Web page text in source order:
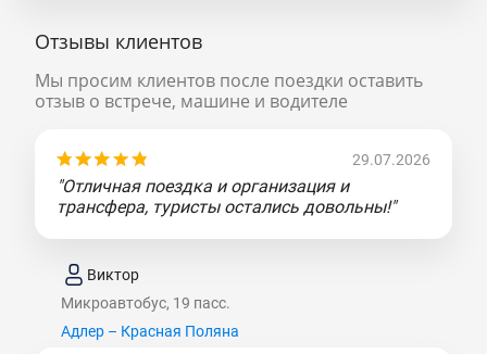
Отзывы клиентов
Мы просим клиентов после поездки оставить
отзыв о встрече, машине и водителе
29.07.2026
"Отличная поездка и организация и
трансфера, туристы остались довольны!"
Виктор
Микроавтобус, 19 пасс.
Адлер – Красная Поляна